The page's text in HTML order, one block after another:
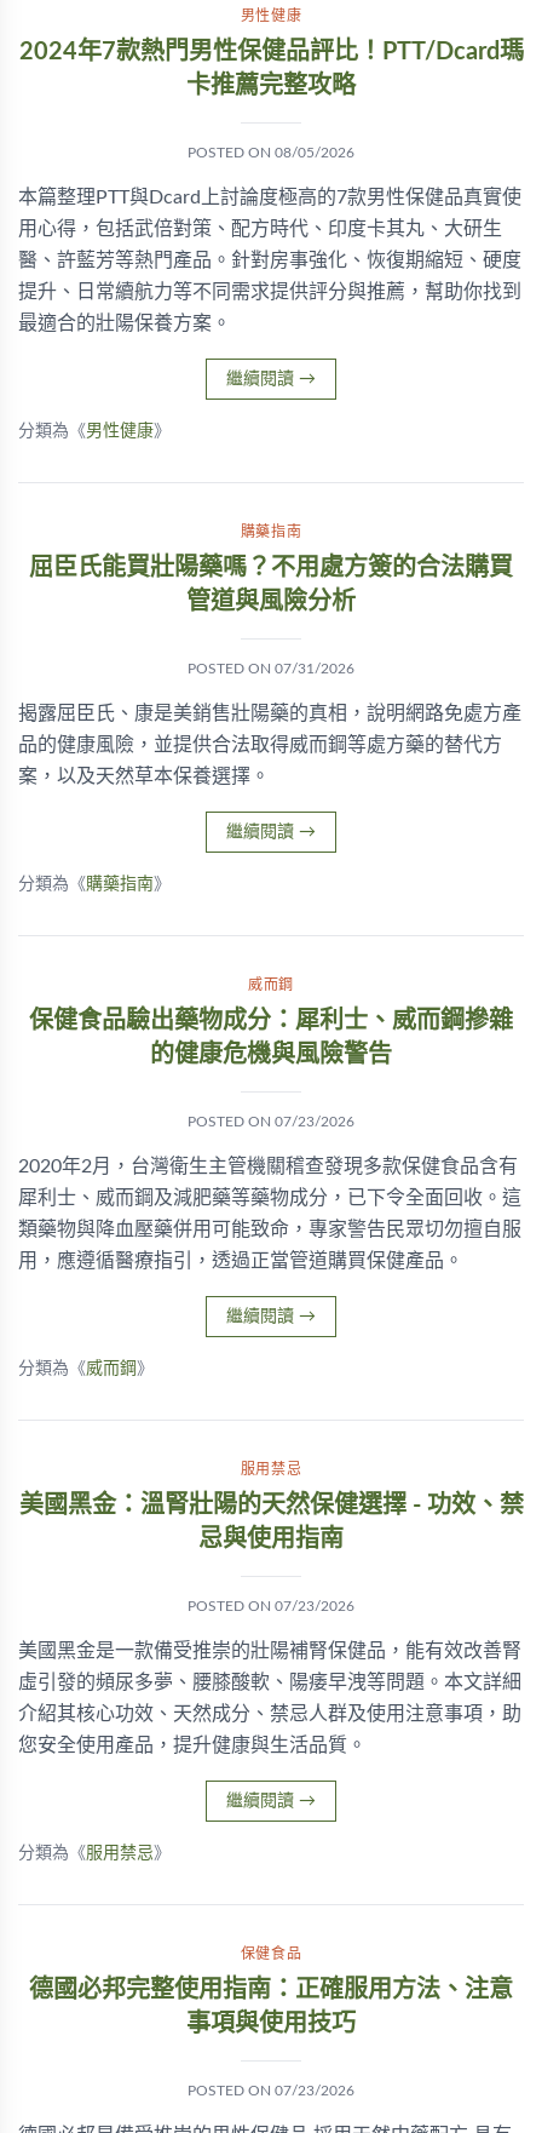
男性健康
2024年7款熱門男性保健品評比！PTT/Dcard瑪
卡推薦完整攻略
POSTED ON 08/05/2026
本篇整理PTT與Dcard上討論度極高的7款男性保健品真實使
用心得，包括武倍對策、配方時代、印度卡其丸、大研生
醫、許藍芳等熱門產品。針對房事強化、恢復期縮短、硬度
提升、日常續航力等不同需求提供評分與推薦，幫助你找到
最適合的壯陽保養方案。
繼續閱讀 →
分類為《男性健康》
購藥指南
屈臣氏能買壯陽藥嗎？不用處方簽的合法購買
管道與風險分析
POSTED ON 07/31/2026
揭露屈臣氏、康是美銷售壯陽藥的真相，說明網路免處方產
品的健康風險，並提供合法取得威而鋼等處方藥的替代方
案，以及天然草本保養選擇。
繼續閱讀 →
分類為《購藥指南》
威而鋼
保健食品驗出藥物成分：犀利士、威而鋼摻雜
的健康危機與風險警告
POSTED ON 07/23/2026
2020年2月，台灣衛生主管機關稽查發現多款保健食品含有
犀利士、威而鋼及減肥藥等藥物成分，已下令全面回收。這
類藥物與降血壓藥併用可能致命，專家警告民眾切勿擅自服
用，應遵循醫療指引，透過正當管道購買保健產品。
繼續閱讀 →
分類為《威而鋼 》
服用禁忌
美國黑金：溫腎壯陽的天然保健選擇 - 功效、禁
忌與使用指南
POSTED ON 07/23/2026
美國黑金是一款備受推崇的壯陽補腎保健品，能有效改善腎
虛引發的頻尿多夢、腰膝酸軟、陽痿早洩等問題。本文詳細
介紹其核心功效、天然成分、禁忌人群及使用注意事項，助
您安全使用產品，提升健康與生活品質。
繼續閱讀 →
分類為《服用禁忌》
保健食品
德國必邦完整使用指南：正確服用方法、注意
事項與使用技巧
POSTED ON 07/23/2026